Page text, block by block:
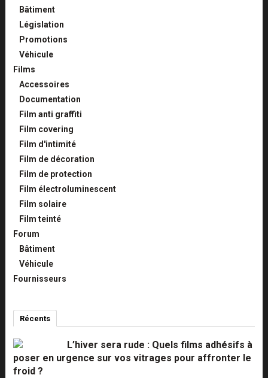
Bâtiment
Législation
Promotions
Véhicule
Films
Accessoires
Documentation
Film anti graffiti
Film covering
Film d'intimité
Film de décoration
Film de protection
Film électroluminescent
Film solaire
Film teinté
Forum
Bâtiment
Véhicule
Fournisseurs
Récents
L’hiver sera rude : Quels films adhésifs à
poser en urgence sur vos vitrages pour affronter le
froid ?